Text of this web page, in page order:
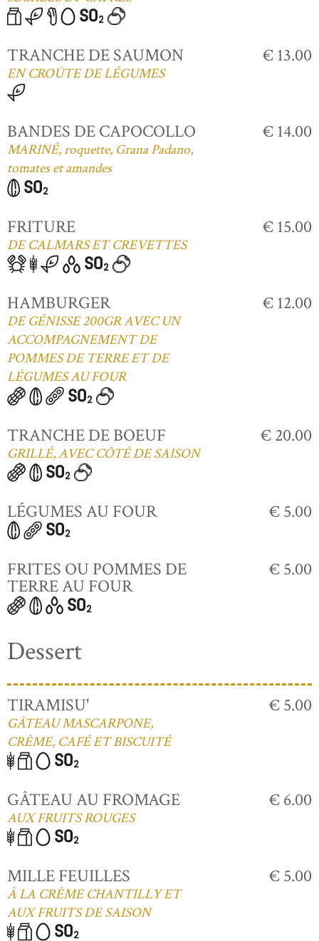
TRANCHE DE SAUMON
EN CROÛTE DE LÉGUMES
€ 13.00
BANDES DE CAPOCOLLO
MARINÉ, roquette, Grana Padano,
tomates et amandes
€ 14.00
FRITURE
DE CALMARS ET CREVETTES
€ 15.00
HAMBURGER
DE GÉNISSE 200GR AVEC UN
ACCOMPAGNEMENT DE
POMMES DE TERRE ET DE
LÉGUMES AU FOUR
€ 12.00
TRANCHE DE BOEUF
GRILLÉ, AVEC CÔTÉ DE SAISON
€ 20.00
LÉGUMES AU FOUR € 5.00
FRITES OU POMMES DE
TERRE AU FOUR
€ 5.00
Dessert
TIRAMISU'
GÂTEAU MASCARPONE,
CRÈME, CAFÉ ET BISCUITÉ
€ 5.00
GÂTEAU AU FROMAGE
AUX FRUITS ROUGES
€ 6.00
MILLE FEUILLES
À LA CRÈME CHANTILLY ET
AUX FRUITS DE SAISON
€ 5.00